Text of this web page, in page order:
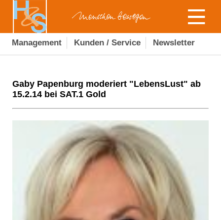
Management Kunden / Service Newsletter
Gaby Papenburg moderiert "LebensLust" ab
15.2.14 bei SAT.1 Gold